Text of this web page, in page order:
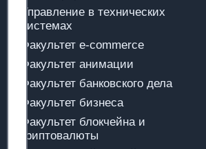
Управление в технических
системах
Факультет e-commerce
Факультет анимации
Факультет банковского дела
Факультет бизнеса
Факультет блокчейна и
криптовалюты